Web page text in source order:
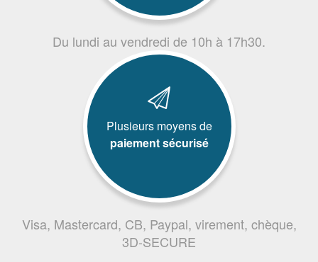
Du lundi au vendredi de 10h à 17h30.
Plusieurs moyens de
paiement sécurisé
Visa, Mastercard, CB, Paypal, virement, chèque,
3D-SECURE